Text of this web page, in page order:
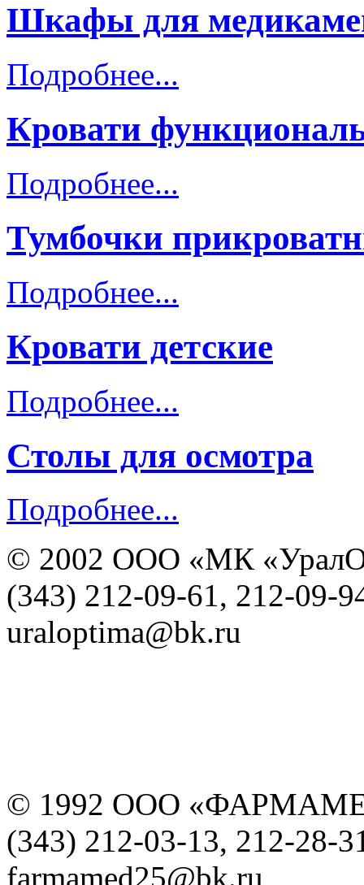
Шкафы для
Подробнее...
Кровати
Подробнее...
Тумбочки
Подробнее...
Кровати детские
Подробнее...
Столы для осмотра
Подробнее...
© 2002 ООО «МК
(343) 212-09-61, 212-09-
uraloptima@bk.ru
© 1992 ООО
(343) 212-03-13, 212-28-
farmamed25@bk.ru